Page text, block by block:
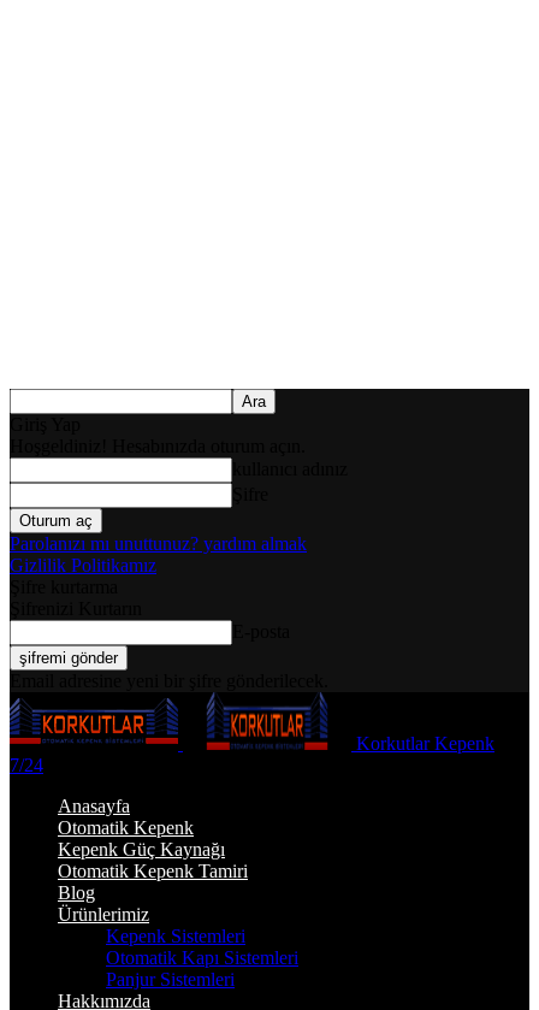
Parolanızı mı unuttunuz? yardım almak
Gizlilik Politikamız
Korkutlar Kepenk
7/24
Anasayfa
Otomatik Kepenk
Kepenk Güç Kaynağı
Otomatik Kepenk Tamiri
Blog
Ürünlerimiz
Kepenk Sistemleri
Otomatik Kapı Sistemleri
Panjur Sistemleri
Hakkımızda